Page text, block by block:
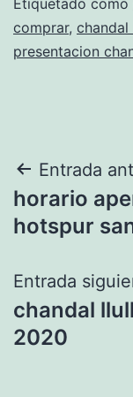
comprar,
presentacion
de
Entrada
horario
hotspur
Entrada
chandal
2020